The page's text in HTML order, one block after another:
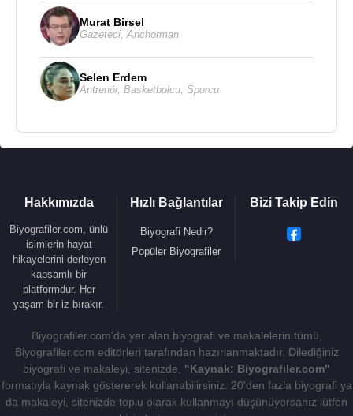
Murat Birsel
Gazeteci Anchorman
Selen Erdem
Antrenör, Basketbolcu Sporcu
Hakkımızda
Biyografiler.com, ünlü
isimlerin hayat
hikayelerini derleyen
kapsamlı bir
platformdur. Her
yaşam bir iz bırakır.
Hızlı Bağlantılar
Biyografi Nedir?
Popüler Biyografiler
Bizi Takip Edin
Biyografiler.com'da yer alan biyografi ve makalelerin tümü,
Biyografiler.com editörleri tarafından hazırlanmaktadır. Dilediğiniz
biyografi ve makaleyi, sitenizde, "Kaynak: Biyografiler.com"
formatıyla kaynak göstererek kullanabilirsiniz. 20'den fazla biyografi ya
da makaleyi, sitenizde toplu olarak kullanmayı düşünüyorsanız lütfen